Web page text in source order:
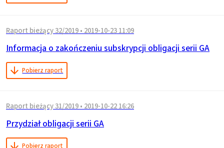
Raport bieżący 32/2019 • 2019-10-23 11:09
Informacja o zakończeniu subskrypcji obligacji serii GA
Pobierz raport
Raport bieżący 31/2019 • 2019-10-22 16:26
Przydział obligacji serii GA
Pobierz raport